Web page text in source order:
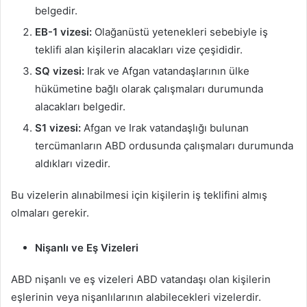
belgedir.
EB-1 vizesi: Olağanüstü yetenekleri sebebiyle iş
teklifi alan kişilerin alacakları vize çeşididir.
SQ vizesi: Irak ve Afgan vatandaşlarının ülke
hükümetine bağlı olarak çalışmaları durumunda
alacakları belgedir.
S1 vizesi: Afgan ve Irak vatandaşlığı bulunan
tercümanların ABD ordusunda çalışmaları durumunda
aldıkları vizedir.
Bu vizelerin alınabilmesi için kişilerin iş teklifini almış
olmaları gerekir.
Nişanlı ve Eş Vizeleri
ABD nişanlı ve eş vizeleri ABD vatandaşı olan kişilerin
eşlerinin veya nişanlılarının alabilecekleri vizelerdir.